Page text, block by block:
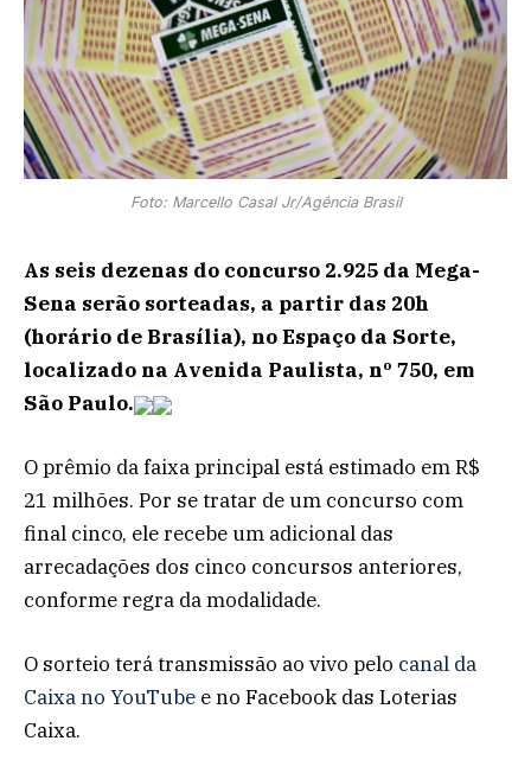
Foto: Marcello Casal Jr/Agência Brasil
As seis dezenas do concurso 2.925 da Mega-
Sena serão sorteadas, a partir das 20h
(horário de Brasília), no Espaço da Sorte,
localizado na Avenida Paulista, nº 750, em
São Paulo.
O prêmio da faixa principal está estimado em R$
21 milhões. Por se tratar de um concurso com
final cinco, ele recebe um adicional das
arrecadações dos cinco concursos anteriores,
conforme regra da modalidade.
O sorteio terá transmissão ao vivo pelo canal da
Caixa no YouTube e no Facebook das Loterias
Caixa.